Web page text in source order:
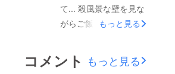
て... 殺風景な壁を見な
がらご飯を食べている
ちゃん。 そんな皆さ
んの暮らしに自然由来
もっと見る
コメント もっと見る